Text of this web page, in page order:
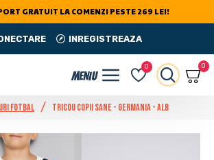
GRATUIT LA COMENZI PESTE 269 LEI!
INREGISTREAZA
0 0
Fotbal Tricou Copii Sane - Germania - Alb